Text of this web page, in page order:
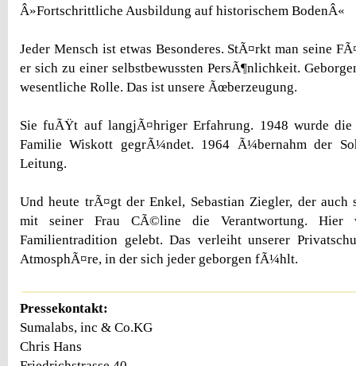
Â»Fortschrittliche Ausbildung auf historischem BodenÂ«
Jeder Mensch ist etwas Besonderes. StÃ¤rkt man seine
er sich zu einer selbstbewussten PersÃ¶nlichkeit.
wesentliche Rolle. Das ist unsere Ãœberzeugung.
Sie fuÃŸt auf langjÃ¤hriger Erfahrung. 1948 wurde
Familie Wiskott gegrÃ¼ndet. 1964 Ã¼bernahm der
Leitung.
Und heute trÃ¤gt der Enkel, Sebastian Ziegler, der auch
mit seiner Frau CÃ©line die Verantwortung. Hier
Familientradition gelebt. Das verleiht unserer
AtmosphÃ¤re, in der sich jeder geborgen fÃ¼hlt.
Pressekontakt:
Sumalabs, inc & Co.KG
Chris Hans